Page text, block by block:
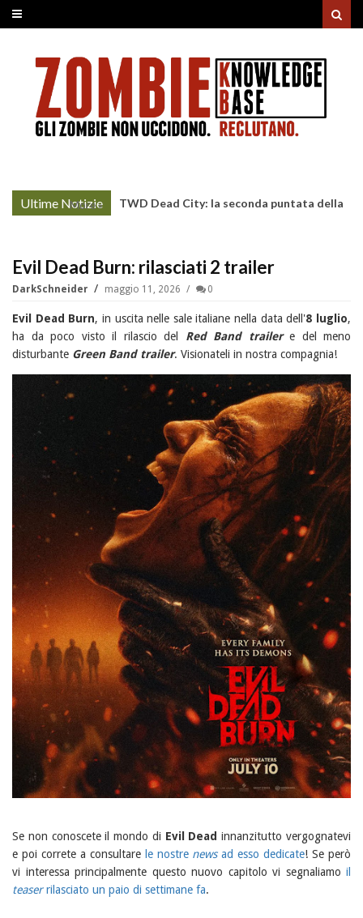
Ultime Notizie
More »
TWD Dead City: la seconda puntata della
Evil Dead Burn: rilasciati 2 trailer
DarkSchneider maggio 11, 2026 0
Evil Dead Burn, in uscita nelle sale italiane nella data dell'8 luglio,
ha da poco visto il rilascio del Red Band trailere del meno
disturbante Green Band trailer. Visionateli in nostra compagnia!
Se non conoscete il mondo di Evil Dead innanzitutto vergognatevi
e poi correte a consultare le nostre newsad esso dedicate! Se però
vi interessa principalmente questo nuovo capitolo vi segnaliamo il
teaserrilasciato un paio di settimane fa.